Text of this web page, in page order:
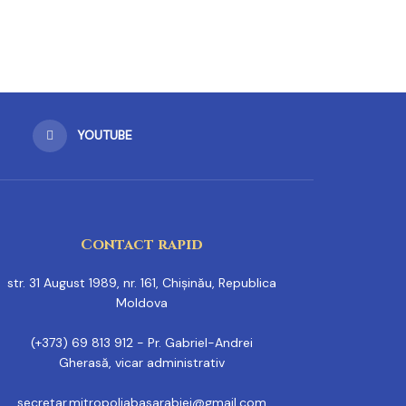
YOUTUBE
Contact rapid
str. 31 August 1989, nr. 161, Chișinău, Republica
Moldova
(+373) 69 813 912 - Pr. Gabriel-Andrei
Gherasă, vicar administrativ
secretar.mitropoliabasarabiei@gmail.com